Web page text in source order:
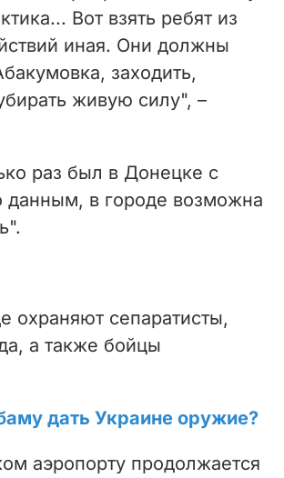
Вот взять ребят из
иная. Они должны
заходить,
живую силу", –
раз был в Донецке с
данным, в городе возможна
охраняют сепаратисты,
а также бойцы
дать Украине оружие?
аэропорту продолжается